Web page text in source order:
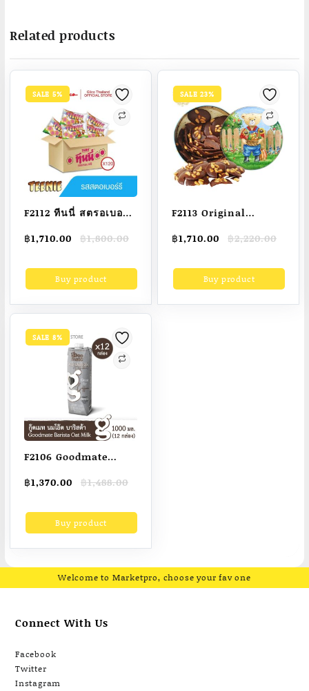
Related products
SALE 5%
F2112 ทีนนี่ สตรอเบอร์รี
Teenie Strawberry
Carton 45g x 120
฿1,800.00
Original
was:
฿1,800.00.
฿1,710.00
Current
is:
฿1,710.00.Buy product
SALE 23%
F2113 Original
Kong Hong Kong
Jenny Cookies Smart
Bear Pine Nuts
฿2,220.00
Original
was:
฿2,220.00.
฿1,710.00
Current
is:
฿1,710.00.Buy product
SALE 8%
F2106 Goodmate
Oat Milk กู๊ดเมท นม
ขนาด 1000 มล. (1 ลัง :
฿1,488.00
Original
was:
฿1,488.00.
฿1,370.00
Current
is:
฿1,370.00.Buy product
Welcome to Marketpro, choose your fav one
Connect With Us
Facebook
Twitter
Instagram